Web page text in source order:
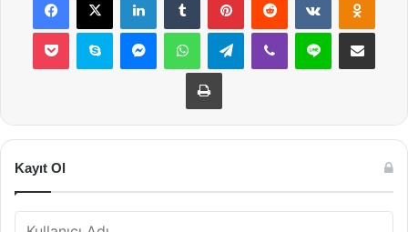
Pocket Skype MessengerWhatsAppTelegramViber Line E-Posta ile
Yazdır
Kayıt Ol